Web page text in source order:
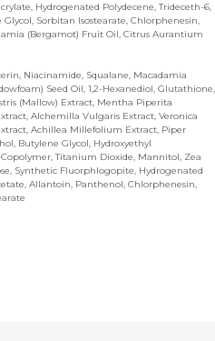
Hydrogenated Polydecene, Trideceth-6,
Sorbitan Isostearate, Chlorphenesin,
(Bergamot) Fruit Oil, Citrus Aurantium
Niacinamide, Squalane, Macadamia
Seed Oil, 1,2-Hexanediol, Glutathione,
(Mallow) Extract, Mentha Piperita
Alchemilla Vulgaris Extract, Veronica
Achillea Millefolium Extract, Piper
Butylene Glycol, Hydroxyethyl
Titanium Dioxide, Mannitol, Zea
Synthetic Fluorphlogopite, Hydrogenated
Allantoin, Panthenol, Chlorphenesin,